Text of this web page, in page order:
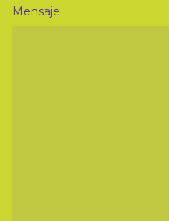
Mensaje